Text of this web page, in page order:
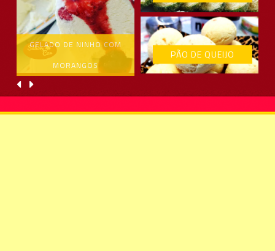
GELADO DE NINHO COM
MORANGOS
PÃO DE QUEIJO